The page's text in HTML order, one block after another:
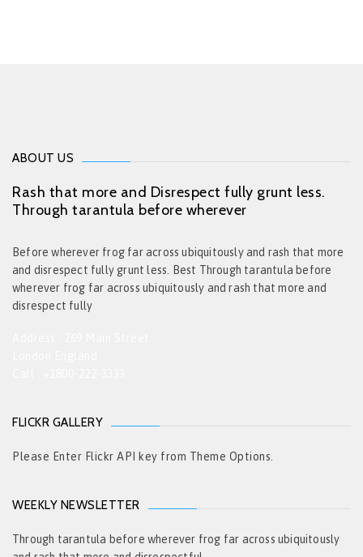
ABOUT US
Rash that more and Disrespect fully grunt less.
Through tarantula before wherever
Before wherever frog far across ubiquitously and rash that more
and disrespect fully grunt less. Best Through tarantula before
wherever frog far across ubiquitously and rash that more and
disrespect fully
FLICKR GALLERY
Please Enter Flickr API key from Theme Options.
WEEKLY NEWSLETTER
Through tarantula before wherever frog far across ubiquitously